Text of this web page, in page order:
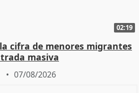
02:19
cifra de menores migrantes
masiva
07/08/2026